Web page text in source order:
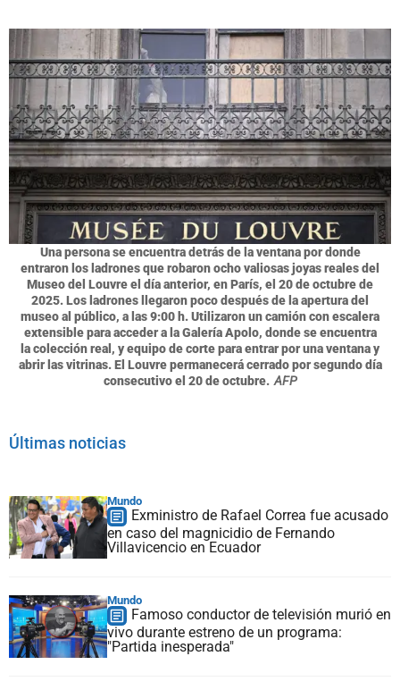
Una persona se encuentra detrás de la ventana por donde
entraron los ladrones que robaron ocho valiosas joyas reales del
Museo del Louvre el día anterior, en París, el 20 de octubre de
2025. Los ladrones llegaron poco después de la apertura del
museo al público, a las 9:00 h. Utilizaron un camión con escalera
extensible para acceder a la Galería Apolo, donde se encuentra
la colección real, y equipo de corte para entrar por una ventana y
abrir las vitrinas. El Louvre permanecerá cerrado por segundo día
consecutivo el 20 de octubre. AFP
Últimas noticias
Mundo
Exministro de Rafael Correa fue acusado
en caso del magnicidio de Fernando
Villavicencio en Ecuador
Mundo
Famoso conductor de televisión murió en
vivo durante estreno de un programa:
"Partida inesperada"